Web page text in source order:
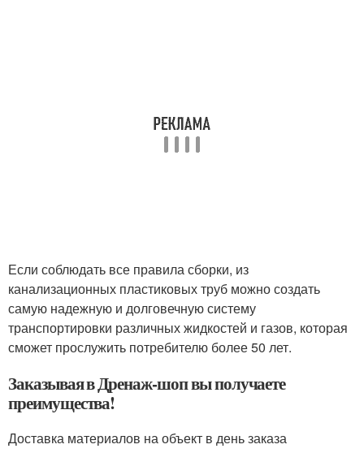
Если соблюдать все правила сборки, из
канализационных пластиковых труб можно создать
самую надежную и долговечную систему
транспортировки различных жидкостей и газов, которая
сможет прослужить потребителю более 50 лет.
Заказывая в Дренаж-шоп вы получаете
преимущества!
Доставка материалов на объект в день заказа